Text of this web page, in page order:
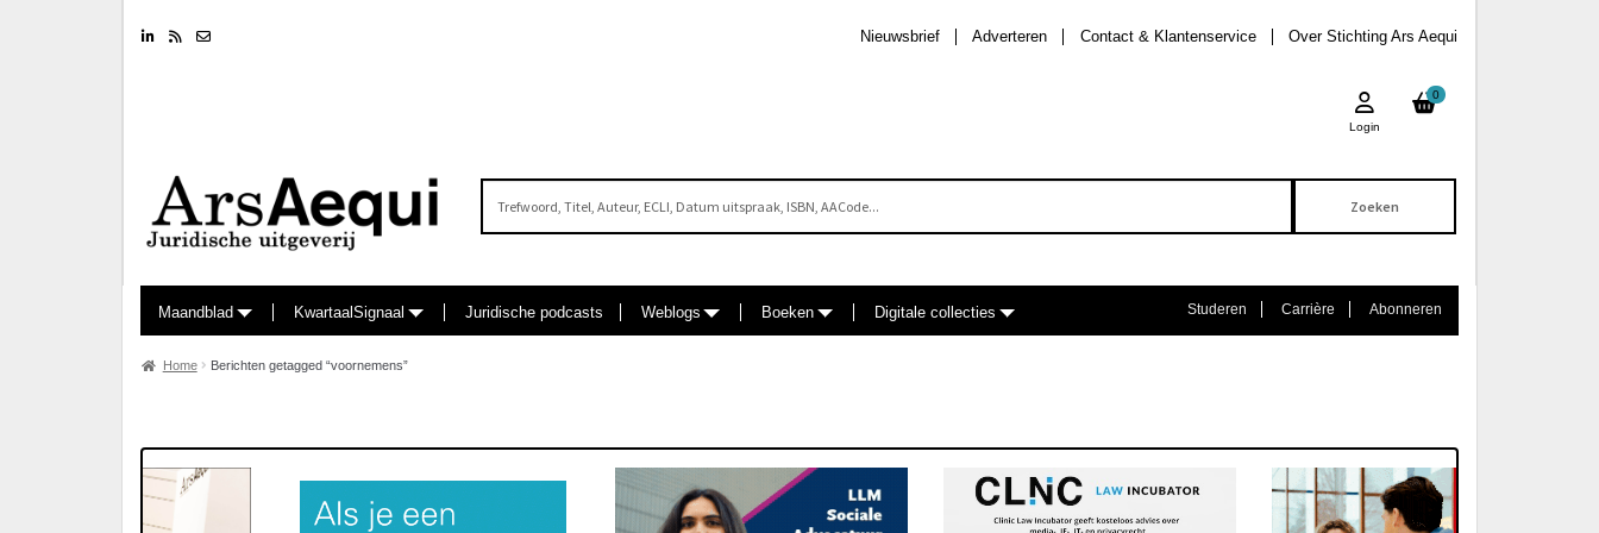
LinkedinRSS feed Over Stichting Ars Aequi
Contact & Klantenservice
Adverteren
Nieuwsbrief
0
Login
Maandblad KwartaalSignaal Juridische podcasts Weblogs Boeken Digitale collecties Studeren Carrière Abonneren
Home Berichten getagged “voornemens”